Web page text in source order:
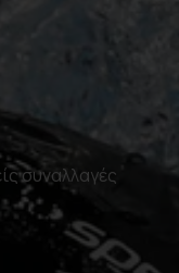
συναλλαγές